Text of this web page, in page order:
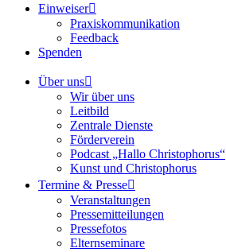
Einweiser
Praxiskommunikation
Feedback
Spenden
Über uns
Wir über uns
Leitbild
Zentrale Dienste
Förderverein
Podcast „Hallo Christophorus“
Kunst und Christophorus
Termine & Presse
Veranstaltungen
Pressemitteilungen
Pressefotos
Elternseminare